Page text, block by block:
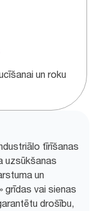
un roku
tīrīšanas
uzsūkšanas
un
grīdas vai sienas
drošību,